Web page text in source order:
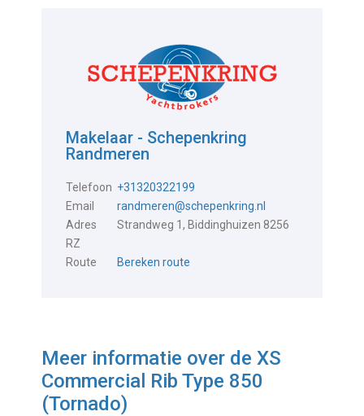
Makelaar - Schepenkring
Randmeren
Telefoon +31320322199
Email
randmeren@schepenkring.nl
Adres
Strandweg 1, Biddinghuizen 8256
RZ
Route
Bereken route
Meer informatie over deXS
Commercial Rib Type 850
(Tornado)